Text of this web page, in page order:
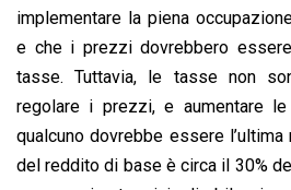
implementare la piena
e che i prezzi dovrebbero
tasse. Tuttavia, le tasse non
regolare i prezzi, e aumentare
qualcuno dovrebbe essere
del reddito di base è circa il 30%